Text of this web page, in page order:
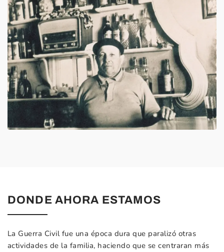
DONDE AHORA ESTAMOS
La Guerra Civil fue una época dura que paralizó otras
actividades de la familia, haciendo que se centraran más